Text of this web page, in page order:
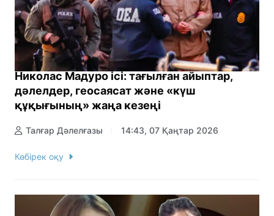
Николас Мадуро ісі: тағылған айыптар,
дәлелдер, геосаясат және «күш
құқығының» жаңа кезеңі
Талғар Дәлелғазы 14:43, 07 Қаңтар 2026
Көбірек оқу